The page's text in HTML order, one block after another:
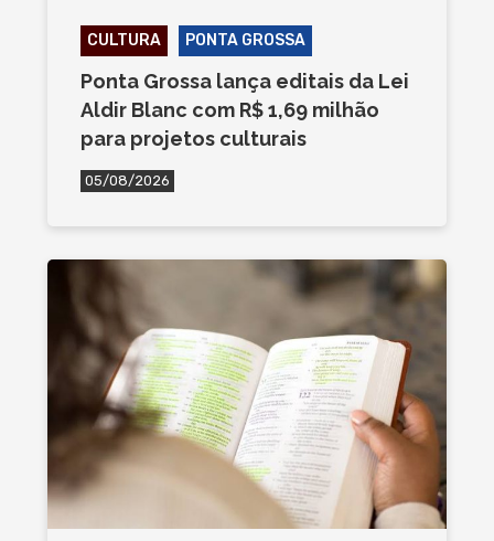
CULTURA PONTA GROSSA
Ponta Grossa lança editais da Lei
Aldir Blanc com R$ 1,69 milhão
para projetos culturais
05/08/2026